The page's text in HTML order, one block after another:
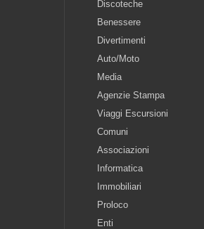
Discoteche
Benessere
Divertimenti
Auto/Moto
Media
Agenzie Stampa
Viaggi Escursioni
Comuni
Associazioni
Informatica
Immobiliari
Proloco
Enti